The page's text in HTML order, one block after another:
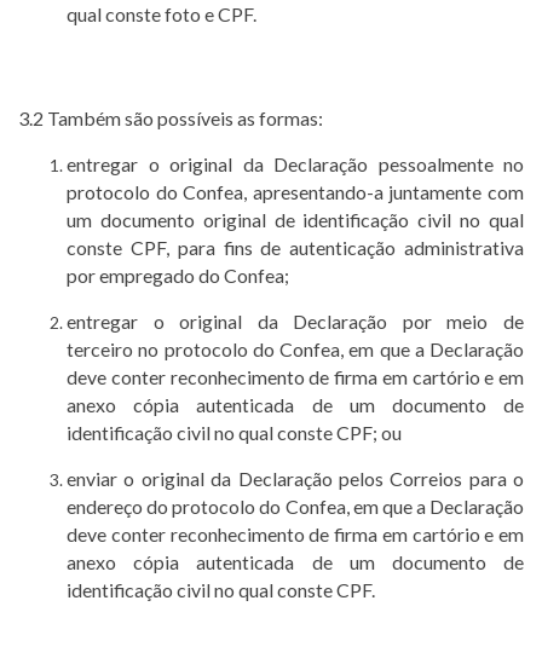
qual conste foto e CPF.
3.2 Também são possíveis as formas:
entregar o original da Declaração pessoalmente no
protocolo do Confea, apresentando-a juntamente com
um documento original de identificação civil no qual
conste CPF, para fins de autenticação administrativa
por empregado do Confea;
entregar o original da Declaração por meio de
terceiro no protocolo do Confea, em que a Declaração
deve conter reconhecimento de firma em cartório e em
anexo cópia autenticada de um documento de
identificação civil no qual conste CPF; ou
enviar o original da Declaração pelos Correios para o
endereço do protocolo do Confea, em que a Declaração
deve conter reconhecimento de firma em cartório e em
anexo cópia autenticada de um documento de
identificação civil no qual conste CPF.